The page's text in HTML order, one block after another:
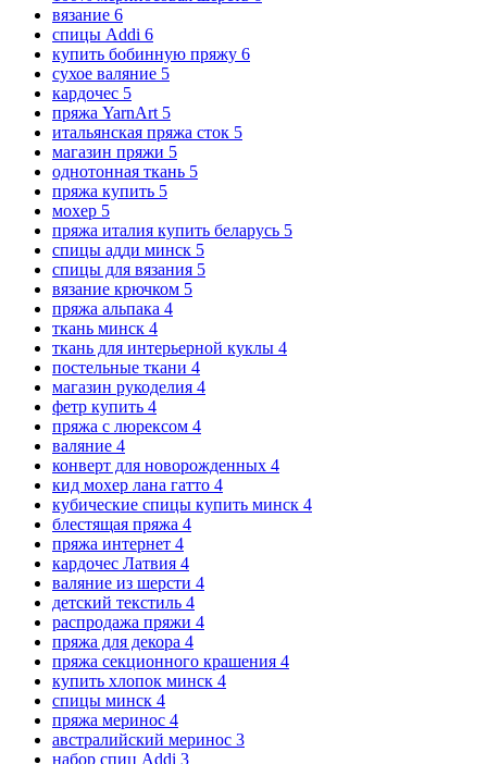
вязание 6
спицы Addi 6
купить бобинную пряжу 6
сухое валяние 5
кардочес 5
пряжа YarnArt 5
итальянская пряжа сток 5
магазин пряжи 5
однотонная ткань 5
пряжа купить 5
мохер 5
пряжа италия купить беларусь 5
спицы адди минск 5
спицы для вязания 5
вязание крючком 5
пряжа альпака 4
ткань минск 4
ткань для интерьерной куклы 4
постельные ткани 4
магазин рукоделия 4
фетр купить 4
пряжа с люрексом 4
валяние 4
конверт для новорожденных 4
кид мохер лана гатто 4
кубические спицы купить минск 4
блестящая пряжа 4
пряжа интернет 4
кардочес Латвия 4
валяние из шерсти 4
детский текстиль 4
распродажа пряжи 4
пряжа для декора 4
пряжа секционного крашения 4
купить хлопок минск 4
спицы минск 4
пряжа меринос 4
австралийский меринос 3
набор спиц Addi 3